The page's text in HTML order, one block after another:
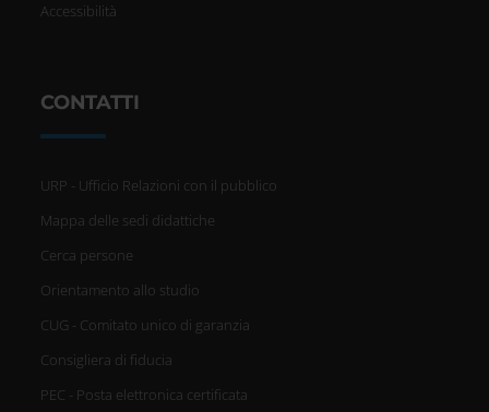
Accessibilità
CONTATTI
URP - Ufficio Relazioni con il pubblico
Mappa delle sedi didattiche
Cerca persone
Orientamento allo studio
CUG - Comitato unico di garanzia
Consigliera di fiducia
PEC - Posta elettronica certificata